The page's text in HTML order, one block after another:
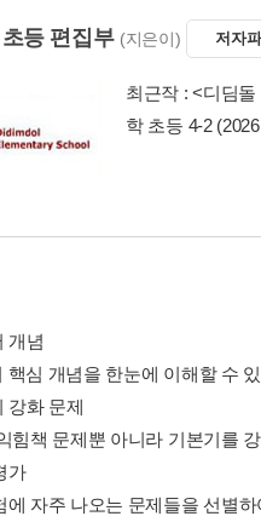
등 편집부 (지은이) 저자
최근작 :<디딤돌
학 초등 4-2
개념
핵심 개념을 한눈에 이해할 수
강화 문제
힘책 문제뿐 아니라 기본기를
가
에 자주 나오는 문제들을 선별